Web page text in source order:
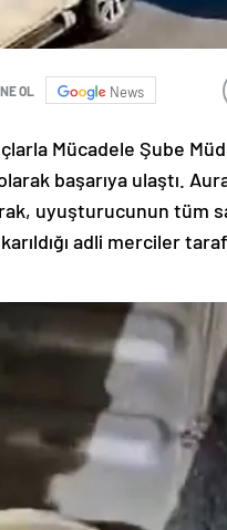
OL News
Mücadele Şube
başarıya ulaştı.
uyuşturucunun tüm
adli merciler